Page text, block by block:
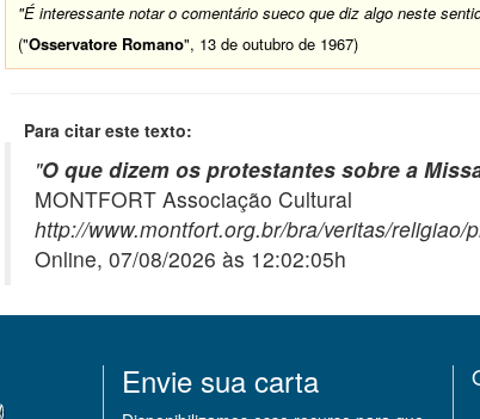
"É interessante notar o comentário sueco que diz algo neste
("Osservatore Romano", 13 de outubro de 1967)
Para citar este texto:
"O que dizem os protestantes sobre a
MONTFORT Associação Cultural
http://www.montfort.org.br/bra/veritas/religiao/
Online, 07/08/2026 às 12:02:05h
Envie sua carta